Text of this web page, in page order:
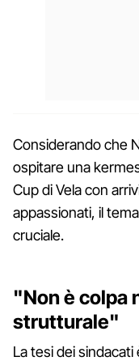
Considerando che
ospitare una
Cup di Vela con
appassionati, il
cruciale.
"Non è colpa
strutturale"
La tesi dei